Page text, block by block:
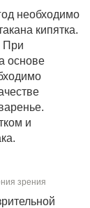
необходимо
кипятка.
При
основе
и
зрения